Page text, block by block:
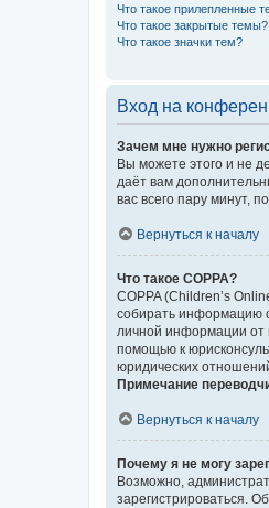
Что такое прилепленные
Что такое закрытые темы?
Что такое значки тем?
Вход на
Зачем мне нужно
Вы можете этого и не
даёт вам
вас всего пару минут,
Вернуться к началу
Что такое COPPA?
COPPA (Children’s
собирать информацию
личной информации от
помощью к
юридических
Примечание
Вернуться к началу
Почему я не могу
Возможно,
зарегистрироваться.